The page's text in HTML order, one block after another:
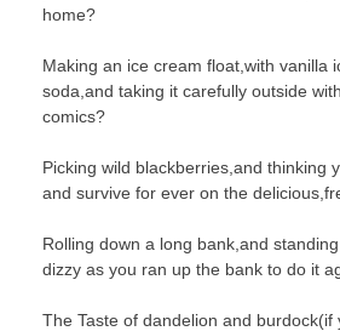
home?
Making an ice cream float,with vanilla
soda,and taking it carefully outside
comics?
Picking wild blackberries,and thinking
and survive for ever on the
Rolling down a long bank,and
dizzy as you ran up the bank to do it
The Taste of dandelion and burdock(if